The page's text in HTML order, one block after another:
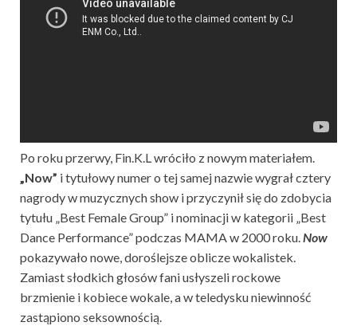
Po roku przerwy, Fin.K.L wróciło z nowym materiałem.
„Now” i tytułowy numer o tej samej nazwie wygrał cztery
nagrody w muzycznych show i przyczynił się do zdobycia
tytułu „Best Female Group” i nominacji w kategorii „Best
Dance Performance” podczas MAMA w 2000 roku.Now
pokazywało nowe, doroślejsze oblicze wokalistek.
Zamiast słodkich głosów fani usłyszeli rockowe
brzmienie i kobiece wokale, a w teledysku niewinność
zastąpiono seksownością.